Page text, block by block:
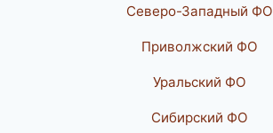
Северо-Западный ФО
Приволжский ФО
Уральский ФО
Сибирский ФО